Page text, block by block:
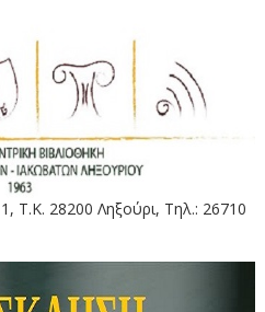
Τ.Κ. 28200 Ληξούρι, Τηλ.: 26710